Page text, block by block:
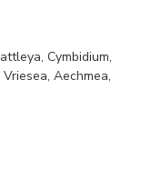
Cymbidium,
Aechmea,